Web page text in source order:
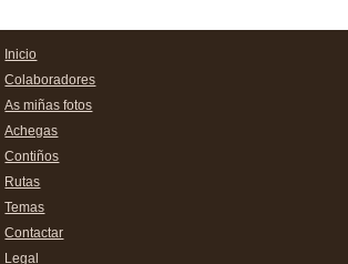
Inicio
Colaboradores
As miñas fotos
Achegas
Contiños
Rutas
Temas
Contactar
Legal